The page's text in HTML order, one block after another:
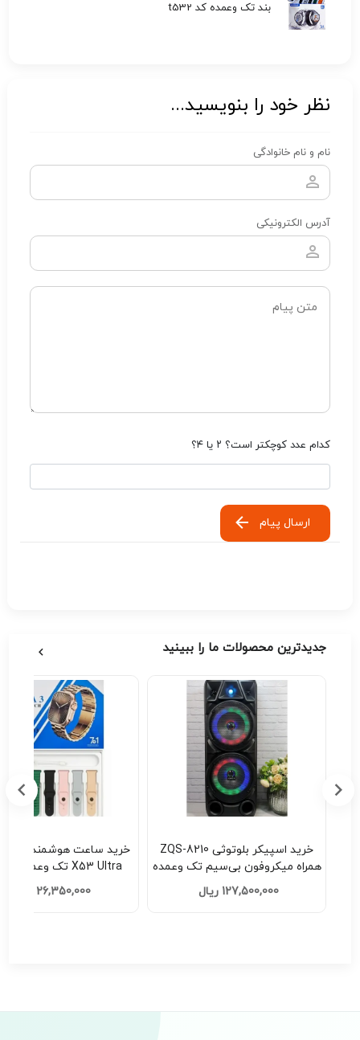
بند تک وعمده کد t532
نظر خود را بنویسید...
نام و نام خانوادگی
آدرس الکترونیکی
کدام عدد کوچکتر است؟ ۲ یا ۴؟
ارسال پیام
جدیدترین محصولات ما را ببینید
خرید اسپیکر بلوتوثی ZQS-8210
همراه میکروفون بی‌سیم تک وعمده
کد H201
127,500,000 ریال
X53 Ultra تک وعمده کد E521
26,350,000 ریال